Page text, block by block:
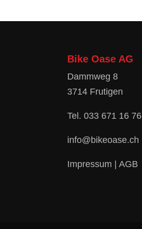
Bike Oase AG
Dammweg 8
3714 Frutigen
Tel.033 671 16 76
info@bikeoase.ch
Impressum |AGB